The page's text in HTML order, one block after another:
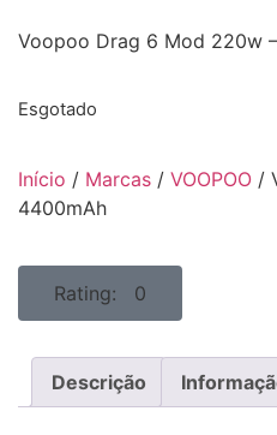
Voopoo Drag 6 Mod 220w
Esgotado
Início / Marcas / VOOPOO /
4400mAh
Rating: 0
Descrição